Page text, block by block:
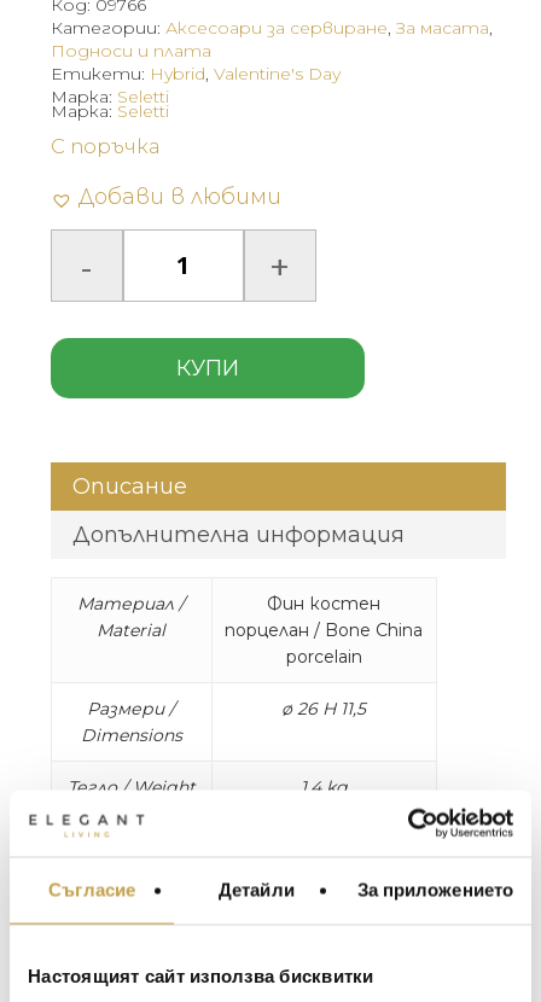
Съгласие Детайли За приложението
Настоящият сайт използва бисквитки
Код: 09766
Категории: Аксесоари за сервиране,За масата,
Подноси и плата
Етикети: Hybrid, Valentine's Day
Марка: Seletti
С поръчка
Добави в любими
КУПИ
Марка: Seletti
Описание
Допълнителна информация
Материал /
Material
Фин костен
порцелан / Bone China
porcelain
Размери /
Dimensions
ø 26 H 11,5
Тегло / Weight 1.4 kg
която отразява древно, историческо
производство на керамика от Изтока и
Запада. Хибридни декорации, които
развиват в съвременни форми.
МЕБЕЛИ ЗА ДОМА И